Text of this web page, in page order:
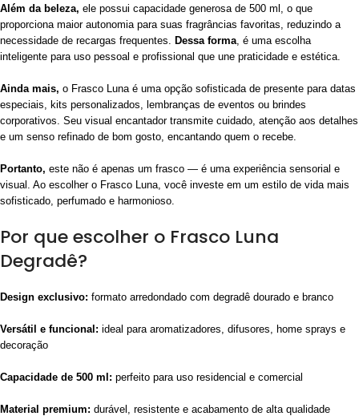
Além da beleza, ele possui capacidade generosa de 500 ml, o que
proporciona maior autonomia para suas fragrâncias favoritas, reduzindo a
necessidade de recargas frequentes.
Dessa forma , é uma escolha
inteligente para uso pessoal e profissional que une praticidade e estética.
Ainda mais, o Frasco Luna é uma opção sofisticada de presente para datas
especiais, kits personalizados, lembranças de eventos ou brindes
corporativos. Seu visual encantador transmite cuidado, atenção aos detalhes
e um senso refinado de bom gosto, encantando quem o recebe.
Portanto, este não é apenas um frasco — é uma experiência sensorial e
visual. Ao escolher o Frasco Luna, você investe em um estilo de vida mais
sofisticado, perfumado e harmonioso.
Por que escolher o Frasco Luna
Degradê?
Design exclusivo: formato arredondado com degradê dourado e branco
Versátil e funcional: ideal para aromatizadores, difusores, home sprays e
decoração
Capacidade de 500 ml: perfeito para uso residencial e comercial
Material premium: durável, resistente e acabamento de alta qualidade